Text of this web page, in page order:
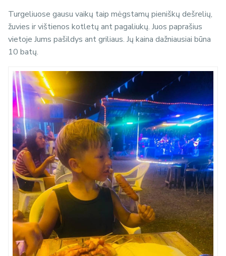
Turgeliuose gausu vaikų taip mėgstamų pieniškų dešrelių,
žuvies ir vištienos kotletų ant pagaliukų. Juos paprašius
vietoje Jums pašildys ant griliaus. Jų kaina dažniausiai būna
10 batų.